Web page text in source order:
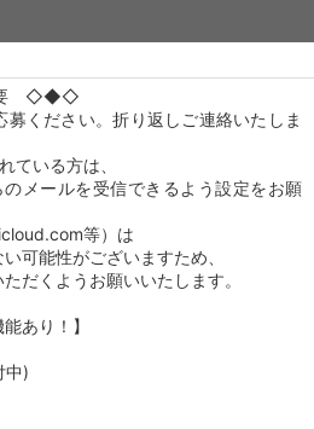
要 ◇◆◇
募ください。折り返しご連絡いたしま
ている方は、
メールを受信できるよう設定をお願
等）は
可能性がございますため、
だくようお願いいたします。
あり！】
中)